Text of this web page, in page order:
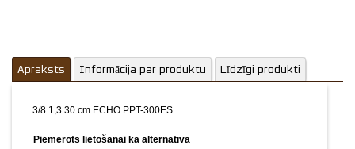
Apraksts Informācija par produktu Līdzīgi produkti
3/8 1,3 30 cm ECHO PPT-300ES
Piemērots lietošanai kā alternatīva